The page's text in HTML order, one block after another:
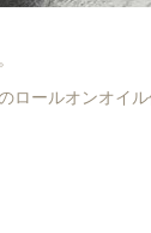
ロールオンオイ